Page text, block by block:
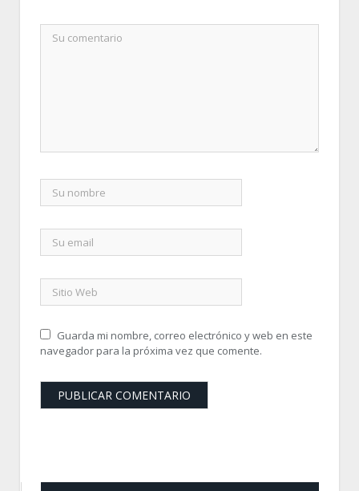
Guarda mi nombre, correo electrónico y web en este
navegador para la próxima vez que comente.